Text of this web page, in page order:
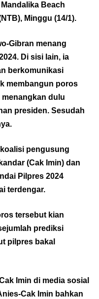
Beach
Minggu (14/1).
Gibran menang
Di sisi lain, ia
berkomunikasi
membangun poros
menangkan dulu
presiden. Sesudah
pengusung
(Cak Imin) dan
Pilpres 2024
terdengar.
tersebut kian
prediksi
pilpres bakal
Imin di media sosial
Cak Imin bahkan